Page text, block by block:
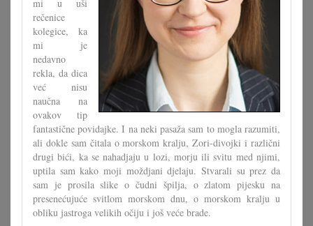
mi u uši
rečenice
kolegice, ka
mi je
nedavno
rekla, da dica
već nisu
naučna na
ovakov tip
fantastične povidajke. I na neki pasaža sam to mogla razumiti,
ali dokle sam čitala o morskom kralju, Zori-divojki i različni
drugi bići, ka se nahadjaju u lozi, morju ili svitu med njimi,
uptila sam kako moji moždjani djelaju. Stvarali su prez da
sam je prosila slike o čudni špilja, o zlatom pijesku na
presenećujuće svitlom morskom dnu, o morskom kralju u
obliku jastroga velikih očiju i još veće brade.